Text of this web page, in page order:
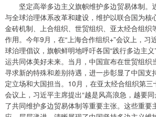
坚定高举多边主义旗帜维护多边贸易体制。
与全球治理体系改革和建设，维护以联合国为核
金砖机制、上合组织、世贸组织、亚太经合组织
作用。今年9月，在“上海合作组织+”会议上，习
球治理倡议，旗帜鲜明地呼吁各国“践行多边主
运共同体美好未来。当月，中国宣布在世贸组织
寻求新的特殊和差别待遇，进一步彰显了中国支
定立场和大国担当。10月，在亚太经合组织第
会议上，习近平主席提出“越是风高浪急，越要
了共同维护多边贸易体制等重要主张。这些重要